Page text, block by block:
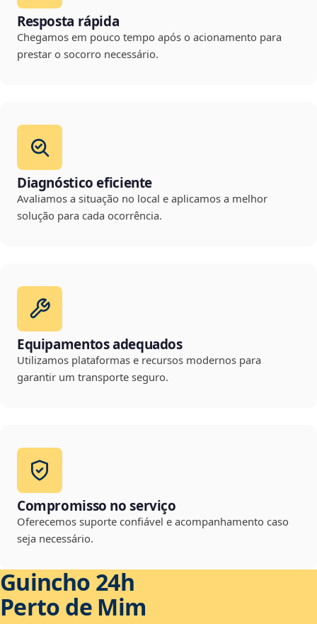
Resposta rápida
Chegamos em pouco tempo após o acionamento para
prestar o socorro necessário.
Diagnóstico eficiente
Avaliamos a situação no local e aplicamos a melhor
solução para cada ocorrência.
Equipamentos adequados
Utilizamos plataformas e recursos modernos para
garantir um transporte seguro.
Compromisso no serviço
Oferecemos suporte confiável e acompanhamento caso
seja necessário.
Guincho 24h
Perto de Mim